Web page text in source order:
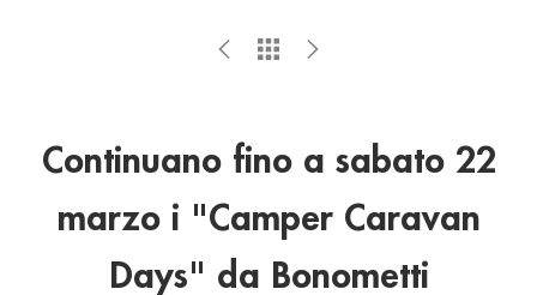
Continuano fino a sabato 22
marzo i "Camper Caravan
Days" da Bonometti